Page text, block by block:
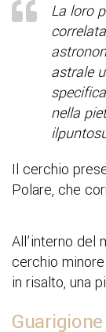
La loro
astrale
nella
Il cerchio
Polare, che
All’interno del
cerchio
in risalto, una